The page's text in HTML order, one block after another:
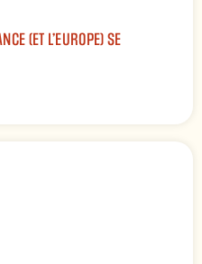
(ET L’EUROPE) SE